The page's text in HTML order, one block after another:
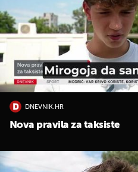
DNEVNIK.HR
Nova pravila za taksiste